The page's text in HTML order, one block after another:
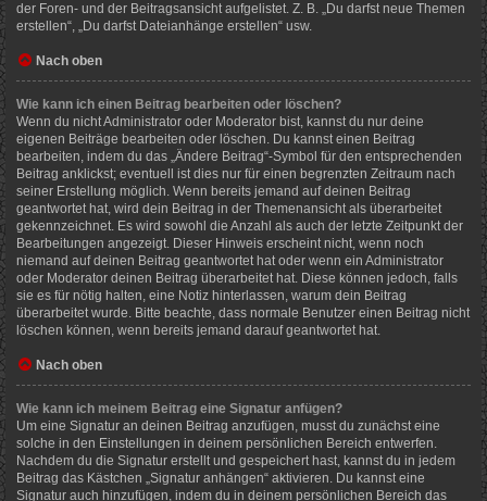
der Foren- und der Beitragsansicht aufgelistet. Z. B. „Du darfst neue Themen
erstellen“, „Du darfst Dateianhänge erstellen“ usw.
Nach oben
Wie kann ich einen Beitrag bearbeiten oder löschen?
Wenn du nicht Administrator oder Moderator bist, kannst du nur deine
eigenen Beiträge bearbeiten oder löschen. Du kannst einen Beitrag
bearbeiten, indem du das „Ändere Beitrag“-Symbol für den entsprechenden
Beitrag anklickst; eventuell ist dies nur für einen begrenzten Zeitraum nach
seiner Erstellung möglich. Wenn bereits jemand auf deinen Beitrag
geantwortet hat, wird dein Beitrag in der Themenansicht als überarbeitet
gekennzeichnet. Es wird sowohl die Anzahl als auch der letzte Zeitpunkt der
Bearbeitungen angezeigt. Dieser Hinweis erscheint nicht, wenn noch
niemand auf deinen Beitrag geantwortet hat oder wenn ein Administrator
oder Moderator deinen Beitrag überarbeitet hat. Diese können jedoch, falls
sie es für nötig halten, eine Notiz hinterlassen, warum dein Beitrag
überarbeitet wurde. Bitte beachte, dass normale Benutzer einen Beitrag nicht
löschen können, wenn bereits jemand darauf geantwortet hat.
Nach oben
Wie kann ich meinem Beitrag eine Signatur anfügen?
Um eine Signatur an deinen Beitrag anzufügen, musst du zunächst eine
solche in den Einstellungen in deinem persönlichen Bereich entwerfen.
Nachdem du die Signatur erstellt und gespeichert hast, kannst du in jedem
Beitrag das Kästchen „Signatur anhängen“ aktivieren. Du kannst eine
Signatur auch hinzufügen, indem du in deinem persönlichen Bereich das